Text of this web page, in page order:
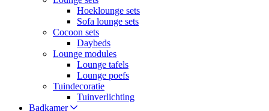
Hoeklounge sets
Sofa lounge sets
Cocoon sets
Daybeds
Lounge modules
Lounge tafels
Lounge poefs
Tuindecoratie
Tuinverlichting
Badkamer